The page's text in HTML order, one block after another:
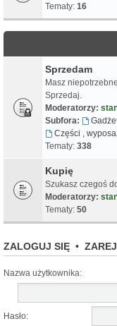
Tematy: 16
Sprzedam
Masz
Sprzedaj.
Moderatorzy:
Subfora:
Części ,
Tematy: 338
Kupię
Szukasz czegoś
Moderatorzy:
Tematy: 50
ZALOGUJ SIĘ •
Nazwa użytkownika:
Hasło: